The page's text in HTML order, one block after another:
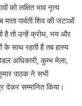
को लक्षित भाव नृत्य
पार्वती शिव की जटाओं
तो उन्हें क्रोध, भय और
के साथ रहती हैं तब हास्य
अधिकारी, कुम्भ मेला,
पाठक ने सभी
देकर सम्मानित किया।